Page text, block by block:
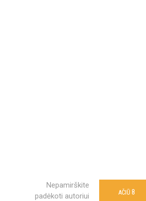
Nepamirškite
padėkoti autoriui
AČIŪ 8